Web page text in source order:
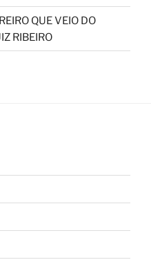
QUE VEIO DO
RIBEIRO